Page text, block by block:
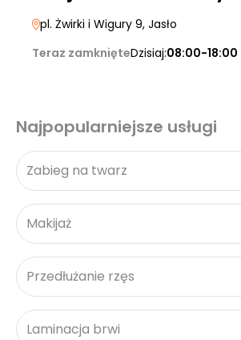
pl. Żwirki i Wigury 9, Jasło
Teraz zamknięteDzisiaj:08:00-18:00
Najpopularniejsze usługi
Zabieg na twarz
Makijaż
Przedłużanie rzęs
Laminacja brwi